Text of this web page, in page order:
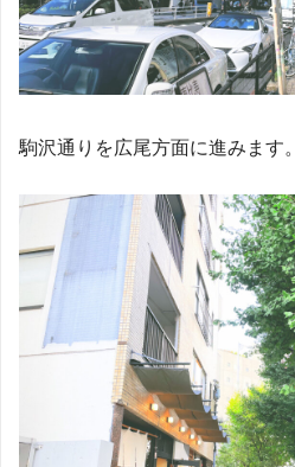
駒沢通りを広尾方面に進みます。